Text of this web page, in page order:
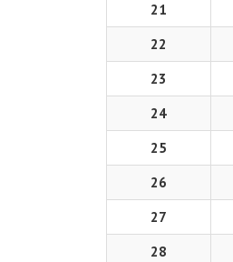
21
22
23
24
25
26
27
28